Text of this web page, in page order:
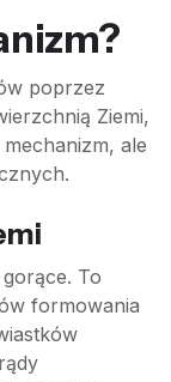
poprzez
Ziemi,
ale
To
formowania